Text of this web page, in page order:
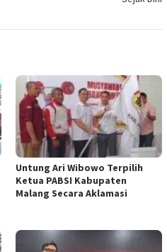
Untung Ari Wibowo Terpilih
Ketua PABSI Kabupaten
Malang Secara Aklamasi